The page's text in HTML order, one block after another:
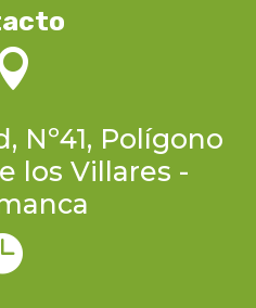
Nº41, Polígono
los Villares -